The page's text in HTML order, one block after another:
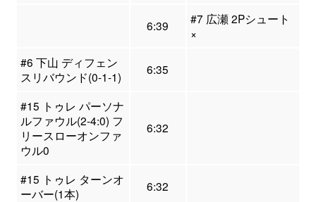
6:39
#7 広瀬 2Pシュート
×
#6 下山 ディフェン
スリバウンド(0-1-1)
6:35
#15 トゥレ パーソナ
ルファウル(2-4:0) フ
リースローオンファ
ウル0
6:32
#15 トゥレ ターンオ
ーバー(1本)
6:32